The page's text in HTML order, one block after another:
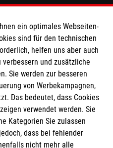
ein optimales Webseiten-
sind für den technischen
helfen uns aber auch
und zusätzliche
Sie werden zur besseren
von Werbekampagnen,
Das bedeutet, dass Cookies
verwendet werden. Sie
Kategorien Sie zulassen
dass bei fehlender
nicht mehr alle